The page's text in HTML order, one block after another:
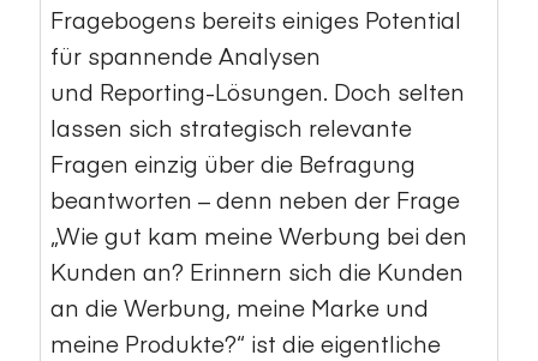
Fragebogens bereits einiges Potential
für spannende Analysen
und Reporting-Lösungen. Doch selten
lassen sich strategisch relevante
Fragen einzig über die Befragung
beantworten – denn neben der Frage
„Wie gut kam meine Werbung bei den
Kunden an? Erinnern sich die Kunden
an die Werbung, meine Marke und
meine Produkte?“ ist die eigentliche